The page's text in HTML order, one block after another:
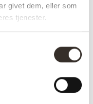
givet dem, eller som
tjenester.
cm